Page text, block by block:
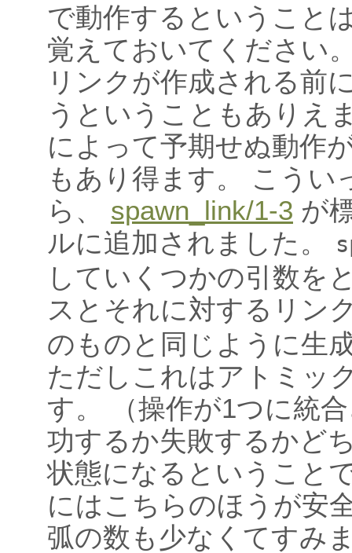
で動作するということ
覚えておいてください
リンクが作成される前
うということもありえ
によって予期せぬ動作
もあり得ます。 こうい
ら、 spawn_link/1-3 が
ルに追加されました。
していくつかの引数を
スとそれに対するリン
のものと同じように生
ただしこれはアトミッ
す。 （操作が1つに統
功するか失敗するかど
状態になるということ
にはこちらのほうが安
弧の数も少なくてすみ